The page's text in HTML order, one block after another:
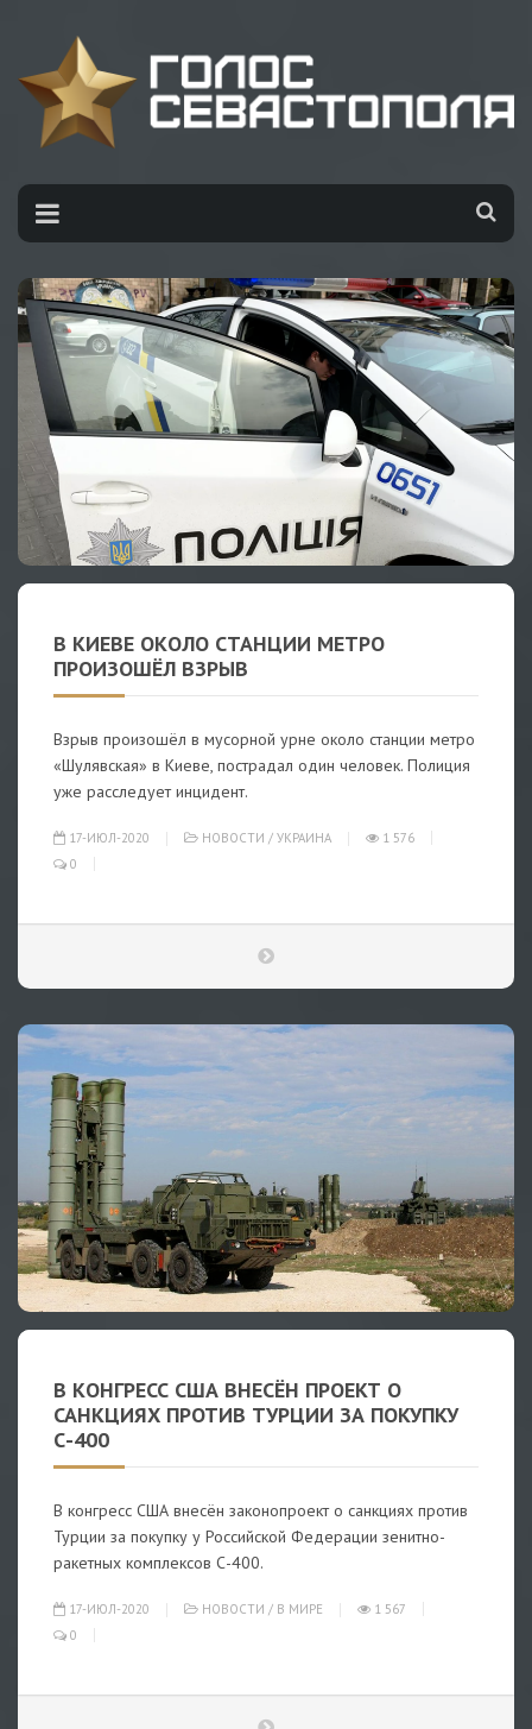
В КИЕВЕ ОКОЛО СТАНЦИИ МЕТРО
ПРОИЗОШЁЛ ВЗРЫВ
Взрыв произошёл в мусорной урне около станции метро
«Шулявская» в Киеве, пострадал один человек. Полиция
уже расследует инцидент.
17-ИЮЛ-2020 НОВОСТИ / УКРАИНА
1 576
0
В КОНГРЕСС США ВНЕСЁН ПРОЕКТ О
САНКЦИЯХ ПРОТИВ ТУРЦИИ ЗА ПОКУПКУ
С-400
В конгресс США внесён законопроект о санкциях против
Турции за покупку у Российской Федерации зенитно-
ракетных комплексов С-400.
17-ИЮЛ-2020 НОВОСТИ / В МИРЕ
1 567
0